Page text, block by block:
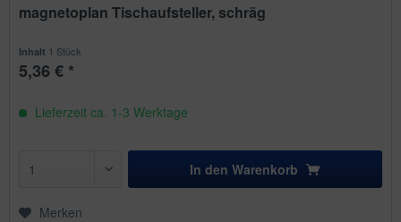
magnetoplan Tischaufsteller, schräg
Inhalt 1 Stück
5,36 € *
Lieferzeit ca. 1-3 Werktage
In den Warenkorb
Merken